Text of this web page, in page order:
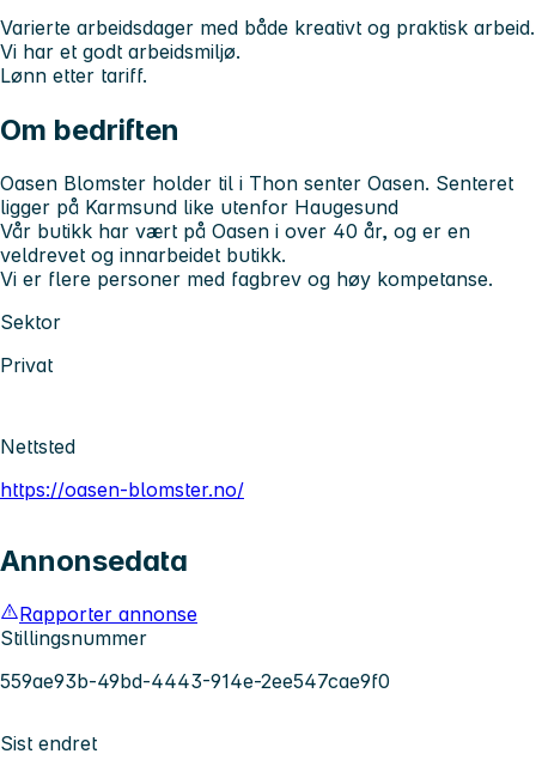
Varierte arbeidsdager med både kreativt og praktisk arbeid.
Vi har et godt arbeidsmiljø.
Lønn etter tariff.
Om bedriften
Oasen Blomster holder til i Thon senter Oasen. Senteret
ligger på Karmsund like utenfor Haugesund
Vår butikk har vært på Oasen i over 40 år, og er en
veldrevet og innarbeidet butikk.
Vi er flere personer med fagbrev og høy kompetanse.
Sektor
Privat
Nettsted
https://oasen-blomster.no/
Annonsedata
Rapporter annonse
Stillingsnummer
559ae93b-49bd-4443-914e-2ee547cae9f0
Sist endret